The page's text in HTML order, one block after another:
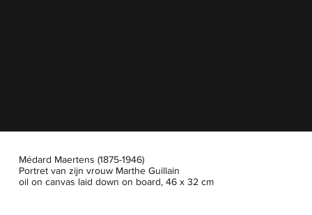
Médard Maertens (1875-1946)
Portret van zijn vrouw Marthe Guillain
oil on canvas laid down on board, 46 x 32 cm